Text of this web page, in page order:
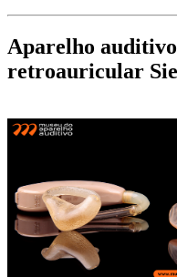
Aparelho
retroauricular